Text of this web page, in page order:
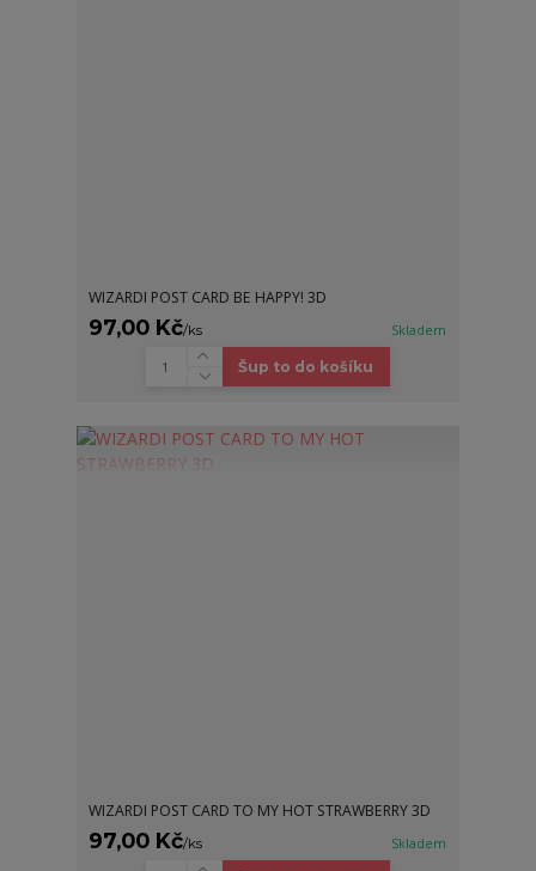
WIZARDI POST CARD BE HAPPY! 3D
97,00 Kč/ks Skladem
Šup to do košíku
WIZARDI POST CARD TO MY HOT STRAWBERRY 3D
97,00 Kč/ks Skladem